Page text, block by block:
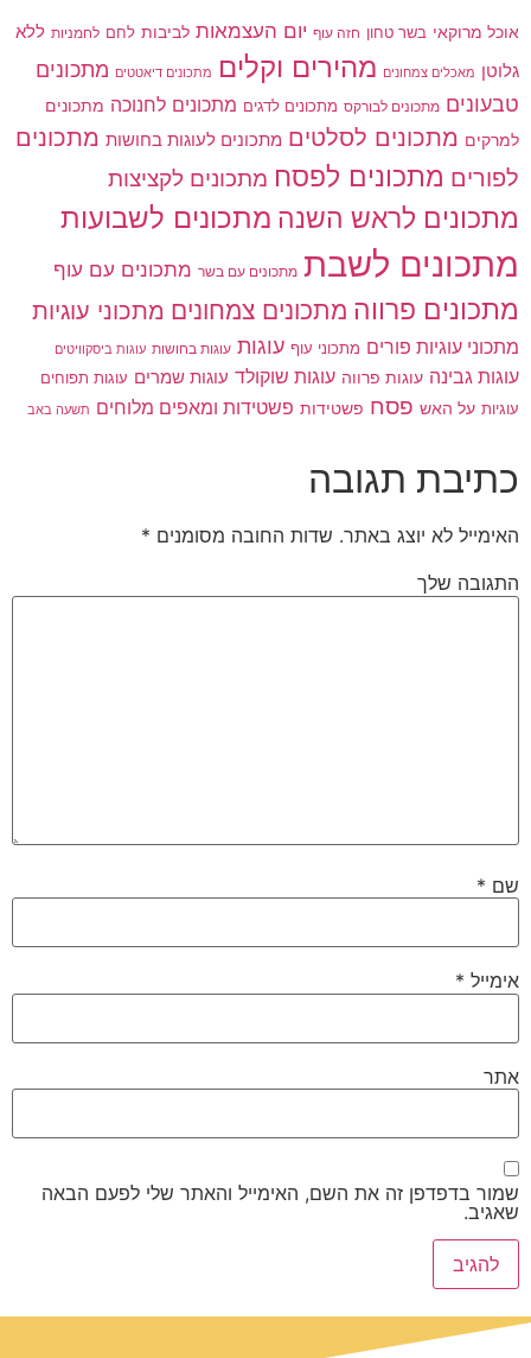
אוכל מרוקאי בשר טחון חזה עוף יום העצמאות לביבות לחם לחמניות ללא
גלוטן מאכלים צמחונים מהירים וקלים מתכונים דיאטטים מתכונים
טבעונים מתכונים לבורקס מתכונים לדגים מתכונים לחנוכה מתכונים
למרקים מתכונים לסלטים מתכונים לעוגות בחושות מתכונים
לפורים מתכונים לפסח מתכונים לקציצות
מתכונים לראש השנה מתכונים לשבועות
מתכונים לשבת מתכונים עם בשר מתכונים עם עוף
מתכונים פרווה מתכונים צמחונים מתכוני עוגיות
מתכוני עוגיות פורים מתכוני עוף עוגות עוגות בחושות עוגות ביסקוויטים
עוגות גבינה עוגות פרווה עוגות שוקולד עוגות שמרים עוגות תפוחים
עוגיות על האש פסח פשטידות פשטידות ומאפים מלוחים תשעה באב
כתיבת תגובה
האימייל לא יוצג באתר. שדות החובה מסומנים *
התגובה שלך
שם *
אימייל *
אתר
שמור בדפדפן זה את השם, האימייל והאתר שלי לפעם הבאה
שאגיב.